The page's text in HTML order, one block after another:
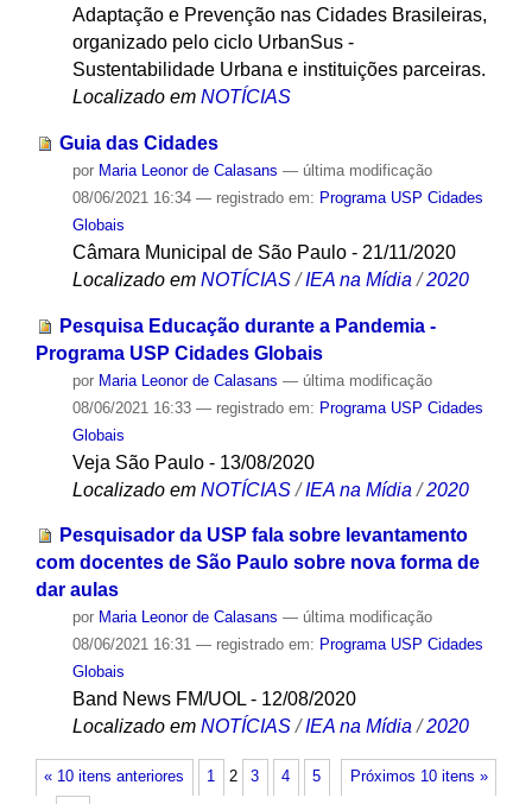
Adaptação e Prevenção nas Cidades Brasileiras,
organizado pelo ciclo UrbanSus -
Sustentabilidade Urbana e instituições parceiras.
Localizado em NOTÍCIAS
Guia das Cidades
por Maria Leonor de Calasans — última modificação
08/06/2021 16:34 — registrado em: Programa USP Cidades
Globais
Câmara Municipal de São Paulo - 21/11/2020
Localizado em NOTÍCIAS /IEA na Mídia /2020
Pesquisa Educação durante a Pandemia -
Programa USP Cidades Globais
por Maria Leonor de Calasans — última modificação
08/06/2021 16:33 — registrado em: Programa USP Cidades
Globais
Veja São Paulo - 13/08/2020
Localizado em NOTÍCIAS /IEA na Mídia /2020
Pesquisador da USP fala sobre levantamento
com docentes de São Paulo sobre nova forma de
dar aulas
por Maria Leonor de Calasans — última modificação
08/06/2021 16:31 — registrado em: Programa USP Cidades
Globais
Band News FM/UOL - 12/08/2020
Localizado em NOTÍCIAS /IEA na Mídia /2020
« 10 itens anteriores Próximos 10 itens »
1 2 3 4 5